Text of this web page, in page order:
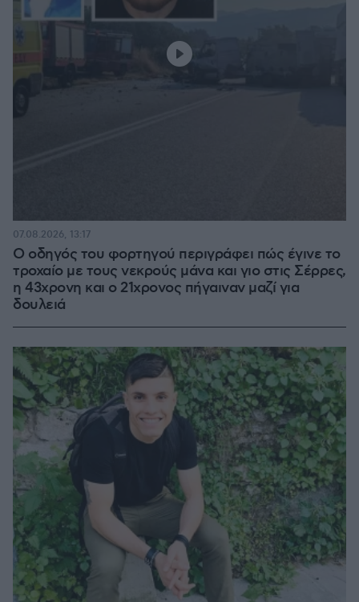
Ο οδηγός του φορτηγού περιγράφει πώς έγινε το
τροχαίο με τους νεκρούς μάνα και γιο στις Σέρρες,
η 43χρονη και ο 21χρονος πήγαιναν μαζί για
δουλειά
07.08.2026, 13:17